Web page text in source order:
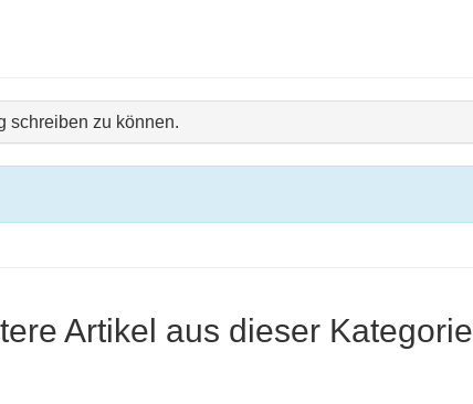
schreiben zu können.
Artikel aus dieser Kategorie